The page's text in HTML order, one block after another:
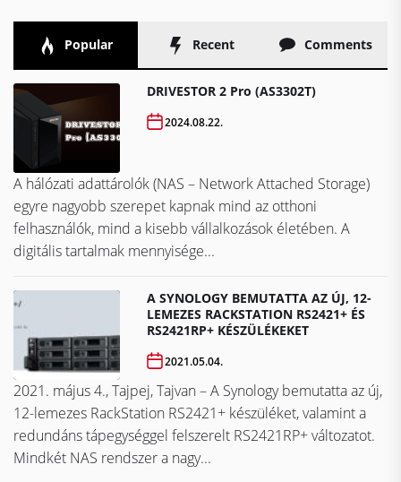
Popular Recent Comments
DRIVESTOR 2 Pro (AS3302T)
2024.08.22.
A hálózati adattárolók (NAS – Network Attached Storage)
egyre nagyobb szerepet kapnak mind az otthoni
felhasználók, mind a kisebb vállalkozások életében. A
digitális tartalmak mennyisége...
A SYNOLOGY BEMUTATTA AZ ÚJ, 12-
LEMEZES RACKSTATION RS2421+ ÉS
RS2421RP+ KÉSZÜLÉKEKET
2021.05.04.
2021. május 4., Tajpej, Tajvan – A Synology bemutatta az új,
12-lemezes RackStation RS2421+ készüléket, valamint a
redundáns tápegységgel felszerelt RS2421RP+ változatot.
Mindkét NAS rendszer a nagy...